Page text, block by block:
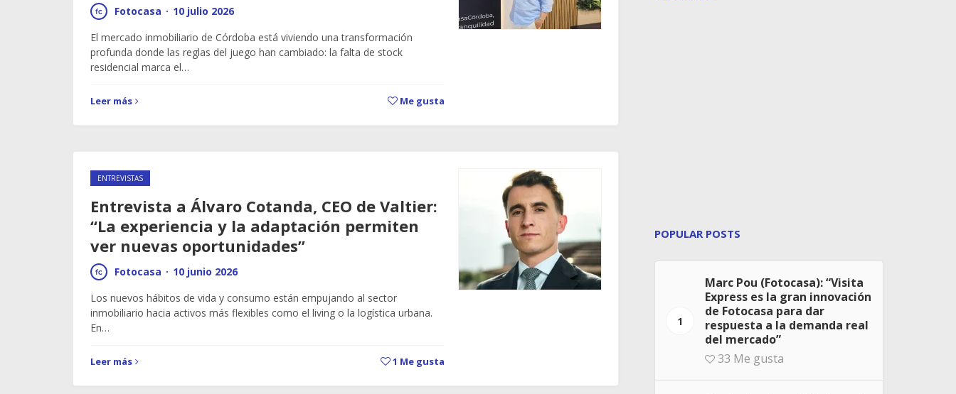
Fotocasa · 10 julio 2026
El mercado inmobiliario de Córdoba está viviendo una transformación
profunda donde las reglas del juego han cambiado: la falta de stock
residencial marca el…
Leer más Me gusta
ENTREVISTAS
Entrevista a Álvaro Cotanda, CEO de Valtier:
“La experiencia y la adaptación permiten
ver nuevas oportunidades”
Fotocasa · 10 junio 2026
Los nuevos hábitos de vida y consumo están empujando al sector
inmobiliario hacia activos más flexibles como el living o la logística urbana.
En…
Leer más 1 Me gusta
POPULAR POSTS
1
Marc Pou (Fotocasa): “Visita
Express es la gran innovación
de Fotocasa para dar
respuesta a la demanda real
del mercado”
33 Me gusta